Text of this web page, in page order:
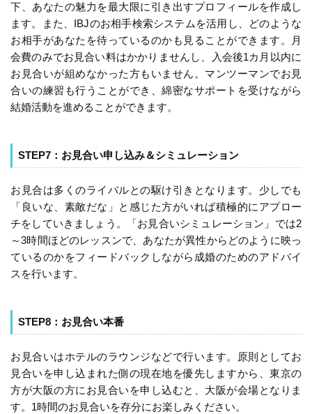
下、あなたの魅力を最大限に引き出すプロフィールを作成し
ます。また、IBJのお相手検索システムを活用し、どのような
お相手があなたを待っているのかも見ることができます。月
会費のみでお見合い料はかかりませんし、入会後1カ月以内に
お見合いが組めなかった方もいません。マンツーマンでお見
合いの練習も行うことができ、綿密なサポートを受けながら
結婚活動を進めることができます。
STEP7：お見合い申し込み＆シミュレーション
お見合は多くのライバルとの駆け引きとなります。少しでも
「良いな、素敵だな」と感じた方がいれば積極的にアプロー
チをしていきましょう。「お見合いシミュレーション」では2
～3時間ほどのレッスンで、あなたが異性からどのように映っ
ているのかをフィードバックしながら成婚のためのアドバイ
スを行います。
STEP8：お見合い本番
お見合いはホテルのラウンジなどで行います。原則としてお
見合いを申し込まれた側の現在地を優先しますから、東京の
方が大阪の方にお見合いを申し込むと、大阪が会場となりま
す。1時間のお見合いを存分にお楽しみください。